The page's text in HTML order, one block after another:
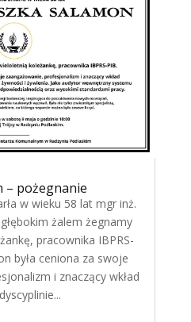
– pożegnanie
w wieku 58 lat mgr inż.
żalem żegnamy
pracownika IBPRS-
była ceniona za swoje
i znaczący wkład